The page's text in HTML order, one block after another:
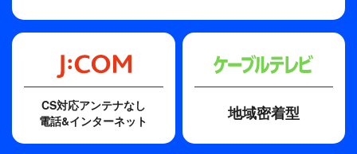
CS対応アンテナなし
電話&インターネット
地域密着型